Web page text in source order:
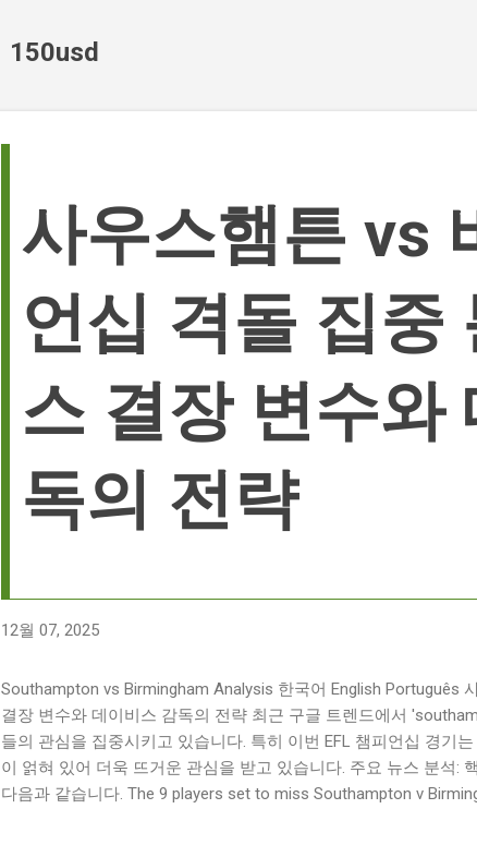
150usd
사우스햄튼 vs
언십 격돌 집중
스 결장 변수와
독의 전략
12월 07, 2025
Southampton vs Birmingham Analysis 한국어 English Português
결장 변수와 데이비스 감독의 전략 최근 구글 트렌드에서
들의 관심을 집중시키고 있습니다. 특히 이번 EFL 챔피언십 경기
이 얽혀 있어 더욱 뜨거운 관심을 받고 있습니다. 주요 뉴스 분석:
다음과 같습니다. The 9 players set to miss Southampton v